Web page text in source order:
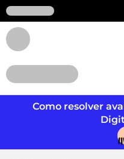
Como resolver